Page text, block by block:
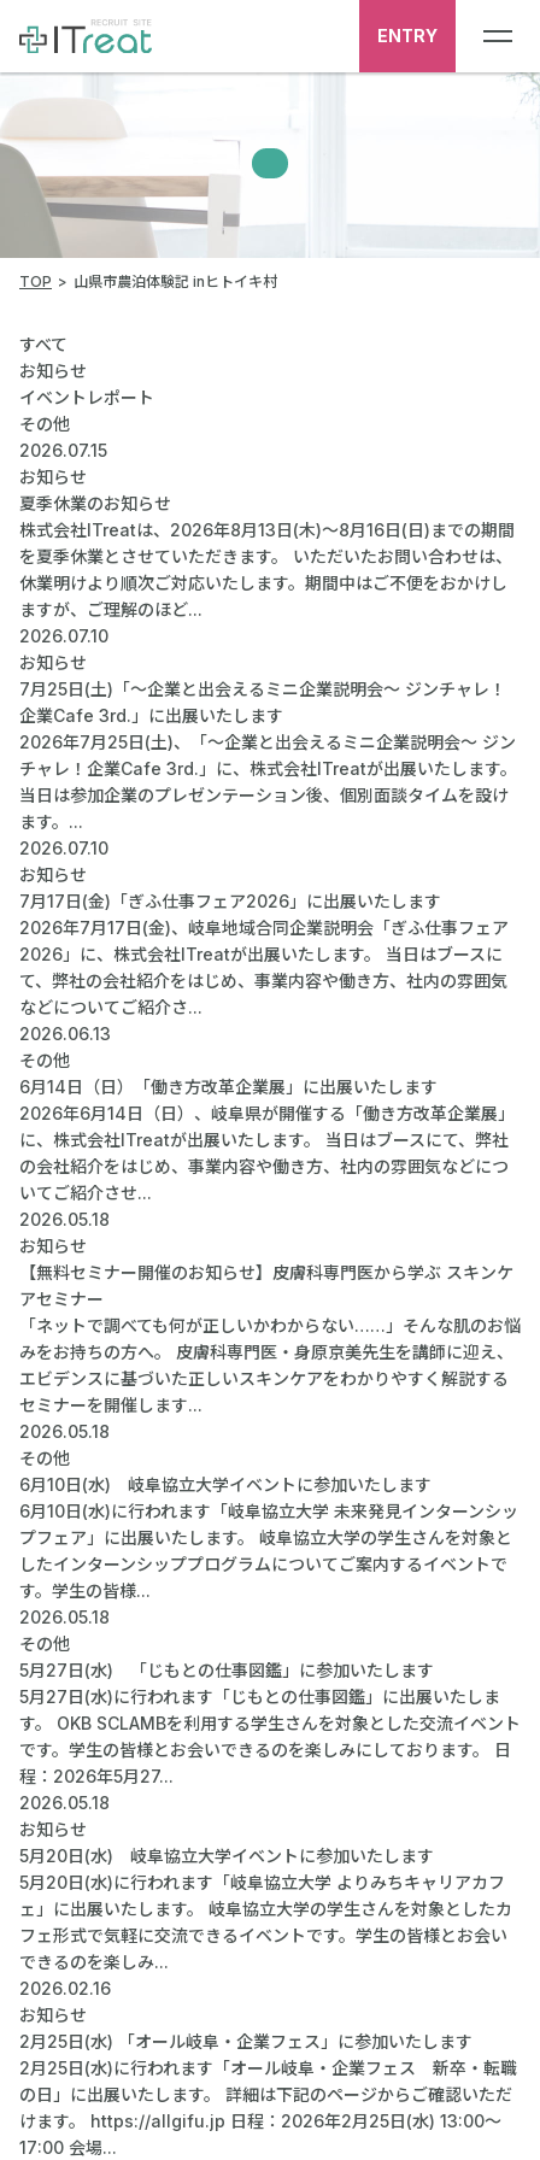
ENTRY
TOP 山県市農泊体験記 inヒトイキ村
すべて
お知らせ
イベントレポート
その他
2026.07.15
お知らせ
夏季休業のお知らせ
株式会社ITreatは、2026年8月13日(木)～8月16日(日)までの期間
を夏季休業とさせていただきます。 いただいたお問い合わせは、
休業明けより順次ご対応いたします。期間中はご不便をおかけし
ますが、ご理解のほど...
2026.07.10
お知らせ
7月25日(土)「～企業と出会えるミニ企業説明会～ ジンチャレ！
企業Cafe 3rd.」に出展いたします
2026年7月25日(土)、「～企業と出会えるミニ企業説明会～ ジン
チャレ！企業Cafe 3rd.」に、株式会社ITreatが出展いたします。
当日は参加企業のプレゼンテーション後、個別面談タイムを設け
ます。...
2026.07.10
お知らせ
7月17日(金)「ぎふ仕事フェア2026」に出展いたします
2026年7月17日(金)、岐阜地域合同企業説明会「ぎふ仕事フェア
2026」に、株式会社ITreatが出展いたします。 当日はブースに
て、弊社の会社紹介をはじめ、事業内容や働き方、社内の雰囲気
などについてご紹介さ...
2026.06.13
その他
6月14日（日）「働き方改革企業展」に出展いたします
2026年6月14日（日）、岐阜県が開催する「働き方改革企業展」
に、株式会社ITreatが出展いたします。 当日はブースにて、弊社
の会社紹介をはじめ、事業内容や働き方、社内の雰囲気などにつ
いてご紹介させ...
2026.05.18
お知らせ
【無料セミナー開催のお知らせ】皮膚科専門医から学ぶ スキンケ
アセミナー
「ネットで調べても何が正しいかわからない……」そんな肌のお悩
みをお持ちの方へ。 皮膚科専門医・身原京美先生を講師に迎え、
エビデンスに基づいた正しいスキンケアをわかりやすく解説する
セミナーを開催します...
2026.05.18
その他
6月10日(水) 岐阜協立大学イベントに参加いたします
6月10日(水)に行われます「岐阜協立大学 未来発見インターンシッ
プフェア」に出展いたします。 岐阜協立大学の学生さんを対象と
したインターンシッププログラムについてご案内するイベントで
す。学生の皆様...
2026.05.18
その他
5月27日(水) 「じもとの仕事図鑑」に参加いたします
5月27日(水)に行われます「じもとの仕事図鑑」に出展いたしま
す。 OKB SCLAMBを利用する学生さんを対象とした交流イベント
です。学生の皆様とお会いできるのを楽しみにしております。 日
程：2026年5月27...
2026.05.18
お知らせ
5月20日(水) 岐阜協立大学イベントに参加いたします
5月20日(水)に行われます「岐阜協立大学 よりみちキャリアカフ
ェ」に出展いたします。 岐阜協立大学の学生さんを対象としたカ
フェ形式で気軽に交流できるイベントです。学生の皆様とお会い
できるのを楽しみ...
2026.02.16
お知らせ
2月25日(水) 「オール岐阜・企業フェス」に参加いたします
2月25日(水)に行われます「オール岐阜・企業フェス 新卒・転職
の日」に出展いたします。 詳細は下記のページからご確認いただ
けます。 https://allgifu.jp 日程：2026年2月25日(水) 13:00～
17:00 会場...